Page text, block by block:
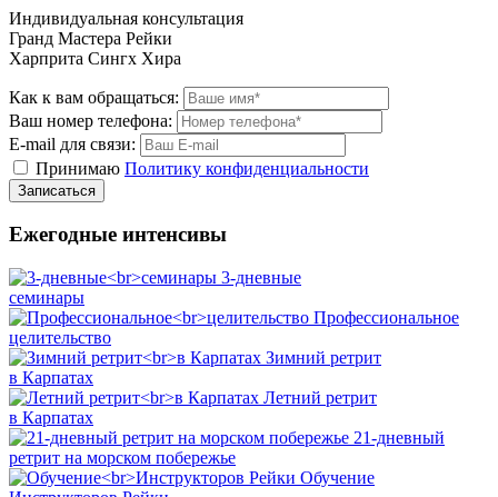
Индивидуальная консультация
Гранд Мастера Рейки
Харприта Сингх Хира
Как к вам обращаться:
Ваш номер телефона:
E-mail для связи:
Принимаю Политику конфиденциальности
Ежегодные интенсивы
3-дневные
семинары
Профессиональное
целительство
Зимний ретрит
в Карпатах
Летний ретрит
в Карпатах
21-дневный
ретрит на морском побережье
Обучение